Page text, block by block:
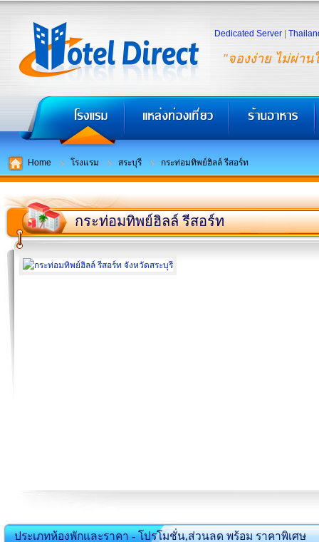
"จองง่าย ไม่ผ่าน
Dedicated Server
Home โรงแรม สระบุรี กระท่อมทิพย์ฮิลล์ รีสอร์ท
กระท่อมทิพย์ฮิลล์ รีสอร์ท
ประเภทห้องพักและราคา - โปรโมชั่น,ส่วนลด พร้อม ราคาพิเศษ